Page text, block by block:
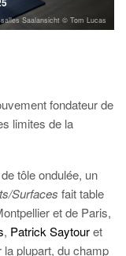
Saalansicht © Tom Lucas
fondateur de
limites de la
tôle ondulée, un
Surfaces fait table
et de Paris,
, Patrick Saytouret
plupart, du champ